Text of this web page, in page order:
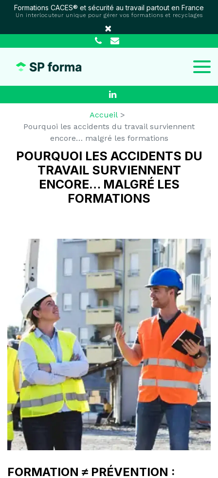
Formations CACES® et sécurité au travail partout en France
Un interlocuteur unique pour gérer vos formations et recyclages
×
Accueil
Pourquoi les accidents du travail surviennent
encore… malgré les formations
POURQUOI LES ACCIDENTS DU
TRAVAIL SURVIENNENT
ENCORE… MALGRÉ LES
FORMATIONS
FORMATION ≠ PRÉVENTION :
Panneau de gestion des cookies